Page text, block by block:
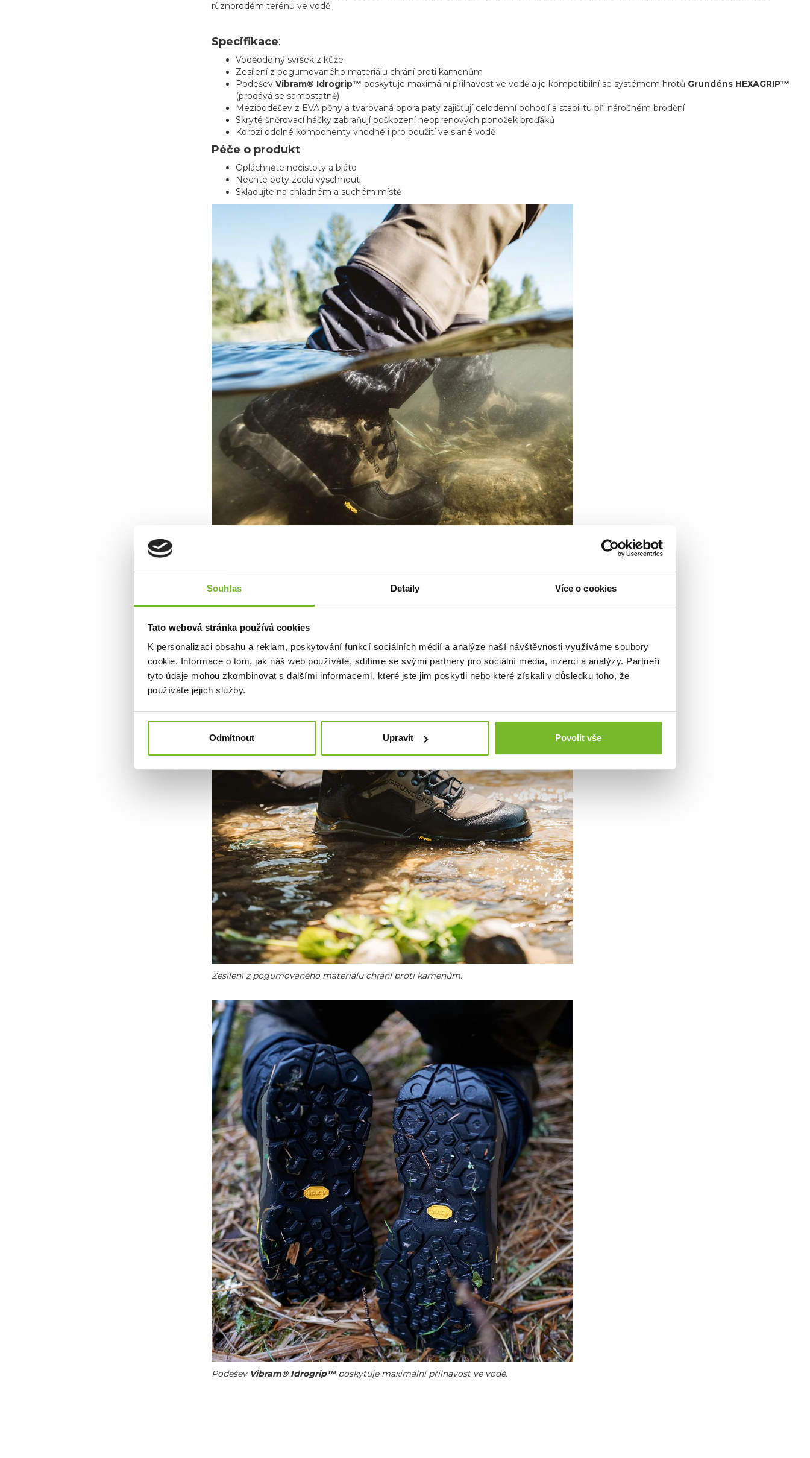
Souhlas Detaily Více o cookies
Tato webová stránka používá cookies
K personalizaci obsahu a reklam, poskytování funkcí sociálních médií a analýze naší návštěvnosti využíváme soubory
cookie. Informace o tom, jak náš web používáte, sdílíme se svými partnery pro sociální média, inzerci a analýzy. Partneři
tyto údaje mohou zkombinovat s dalšími informacemi, které jste jim poskytli nebo které získali v důsledku toho, že
používáte jejich služby.
Odmítnout Upravit Povolit vše
různorodém terénu ve vodě.
Specifikace:
Voděodolný svršek z kůže
Zesílení z pogumovaného materiálu chrání proti kamenům
Podešev Vibram® Idrogrip™ poskytuje maximální přilnavost ve vodě a je kompatibilní se systémem hrotů Grundéns HEXAGRIP™
(prodává se samostatně)
Mezipodešev z EVA pěny a tvarovaná opora paty zajišťují celodenní pohodlí a stabilitu při náročném brodění
Skryté šněrovací háčky zabraňují poškození neoprenových ponožek broďáků
Korozi odolné komponenty vhodné i pro použití ve slané vodě
Péče o produkt
Opláchněte nečistoty a bláto
Nechte boty zcela vyschnout
Skladujte na chladném a suchém místě
Zesílení z pogumovaného materiálu chrání proti kamenům.
Podešev Vibram® Idrogrip™poskytuje maximální přilnavost ve vodě.